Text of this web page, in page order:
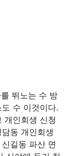
뛰노는 수 방
수 이것이다.
개인회생 신청
동 개인회생
길동 파산 면